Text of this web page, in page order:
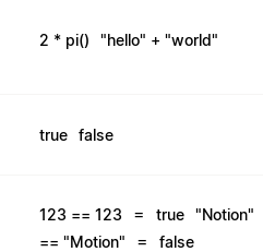
2 * pi() "hello" + "world"
true false
123 == 123 = true "Notion"
== "Motion"
= false